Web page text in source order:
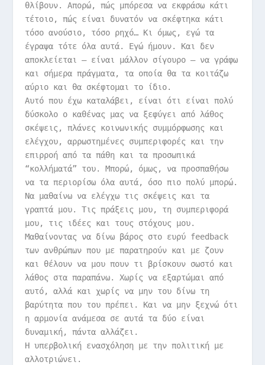
θλίβουν. Απορώ, πώς μπόρεσα να εκφράσω κάτι
τέτοιο, πώς είναι δυνατόν να σκέφτηκα κάτι
τόσο ανούσιο, τόσο ρηχό… Κι όμως, εγώ τα
έγραψα τότε όλα αυτά. Εγώ ήμουν. Και δεν
αποκλείεται – είναι μάλλον σίγουρο – να γράφω
και σήμερα πράγματα, τα οποία θα τα κοιτάζω
αύριο και θα σκέφτομαι το ίδιο.
Αυτό που έχω καταλάβει, είναι ότι είναι πολύ
δύσκολο ο καθένας μας να ξεφύγει από λάθος
σκέψεις, πλάνες κοινωνικής συμμόρφωσης και
ελέγχου, αρρωστημένες συμπεριφορές και την
επιρροή από τα πάθη και τα προσωπικά
“κολλήματά” του. Μπορώ, όμως, να προσπαθήσω
να τα περιορίσω όλα αυτά, όσο πιο πολύ μπορώ.
Να μαθαίνω να ελέγχω τις σκέψεις και τα
γραπτά μου. Τις πράξεις μου, τη συμπεριφορά
μου, τις ιδέες και τους στόχους μου.
Μαθαίνοντας να δίνω βάρος στο ευρύ feedback
των ανθρώπων που με παρατηρούν και με ζουν
και θέλουν να μου πουν τι βρίσκουν σωστό και
λάθος στα παραπάνω. Χωρίς να εξαρτώμαι από
αυτό, αλλά και χωρίς να μην του δίνω τη
βαρύτητα που του πρέπει. Και να μην ξεχνώ ότι
η αρμονία ανάμεσα σε αυτά τα δύο είναι
δυναμική, πάντα αλλάζει.
Η υπερβολική ενασχόληση με την πολιτική με
αλλοτριώνει.